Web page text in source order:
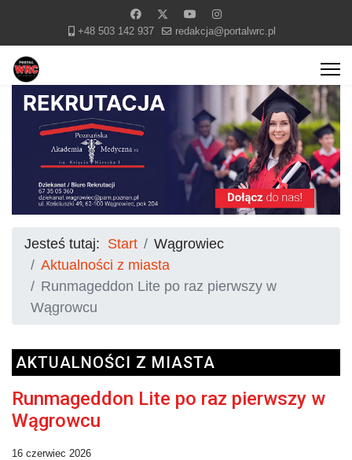
+48 503 142 937 redakcja@portalwrc.pl
Jesteś tutaj: Start
Wągrowiec
Aktualności z miasta
Runmageddon Lite po raz pierwszy w
Wągrowcu
AKTUALNOŚCI Z MIASTA
Runmageddon Lite po raz pierwszy w
Wągrowcu
16 czerwiec 2026